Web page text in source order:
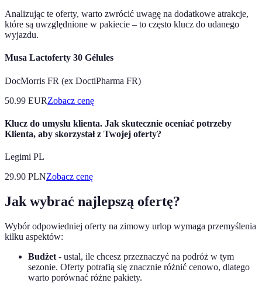
Analizując te oferty, warto zwrócić uwagę na dodatkowe atrakcje,
które są uwzględnione w pakiecie – to często klucz do udanego
wyjazdu.
Musa Lactoferty 30 Gélules
DocMorris FR (ex DoctiPharma FR)
50.99 EURZobacz cenę
Klucz do umysłu klienta. Jak skutecznie oceniać potrzeby
Klienta, aby skorzystał z Twojej oferty?
Legimi PL
29.90 PLNZobacz cenę
Jak wybrać najlepszą ofertę?
Wybór odpowiedniej oferty na zimowy urlop wymaga przemyślenia
kilku aspektów:
Budżet - ustal, ile chcesz przeznaczyć na podróż w tym
sezonie. Oferty potrafią się znacznie różnić cenowo, dlatego
warto porównać różne pakiety.